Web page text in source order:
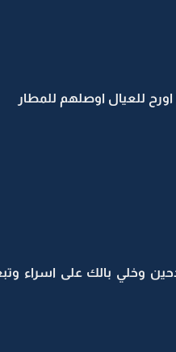
للعيال اوصلهم للمطار